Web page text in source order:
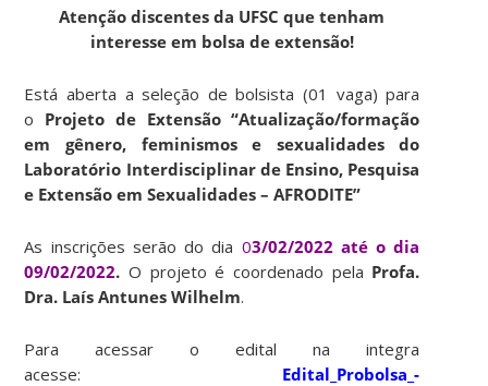
Atenção discentes da UFSC que tenham
interesse em bolsa de extensão!
Está aberta a seleção de bolsista (01 vaga) para
o Projeto de Extensão “Atualização/formação
em gênero, feminismos e sexualidades do
Laboratório Interdisciplinar de Ensino, Pesquisa
e Extensão em Sexualidades – AFRODITE”
As inscrições serão do dia 03/02/2022 até o dia
09/02/2022. O projeto é coordenado pela Profa.
Dra. Laís Antunes Wilhelm.
Para acessar o edital na integra
acesse: Edital_Probolsa_-